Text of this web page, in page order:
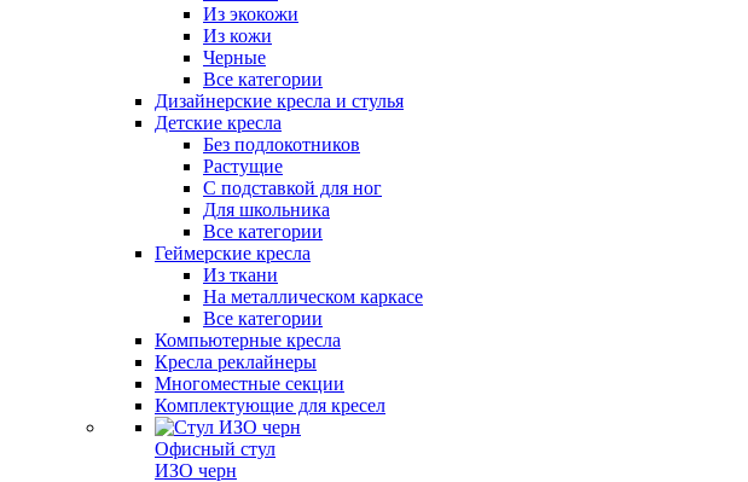
Из экокожи
Из кожи
Черные
Все категории
Дизайнерские кресла и стулья
Детские кресла
Без подлокотников
Растущие
С подставкой для ног
Для школьника
Все категории
Геймерские кресла
Из ткани
На металлическом каркасе
Все категории
Компьютерные кресла
Кресла реклайнеры
Многоместные секции
Комплектующие для кресел
Офисный стул
ИЗО черн